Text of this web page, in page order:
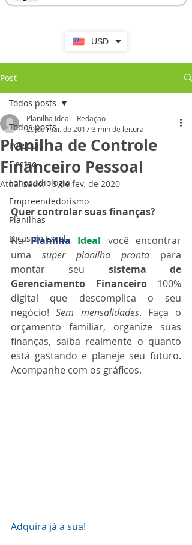
USD
Post
Todos posts
Pessoais
Gestao
Fonoaudiologia
Empreendedorismo
Planilhas
Dicas de Excel
Todos posts
Planilha de Controle
Financeiro Pessoal
Planilha Ideal - Redação
29 de mai. de 20173 min de leitura
Atualizado:13 de fev. de 2020
Quer controlar suas finanças?
Na Planilha Ideal você encontrar
uma super planilha pronta para
montar seu sistema de
Gerenciamento Financeiro 100%
digital que descomplica o seu
negócio! Sem mensalidades. Faça o
orçamento familiar, organize suas
finanças, saiba realmente o quanto
está gastando e planeje seu futuro.
Acompanhe com os gráficos.
Adquira já a sua!